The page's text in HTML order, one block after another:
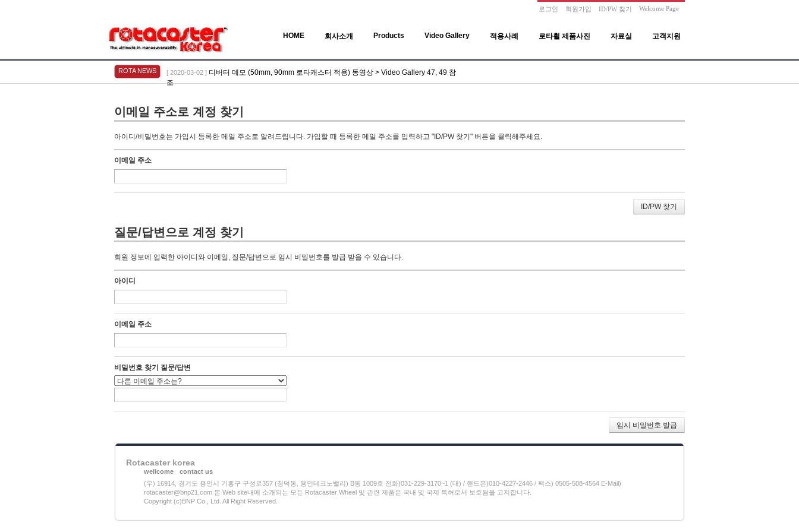
로그인 회원가입 ID/PW 찾기 Welcome Page
HOME 회사소개 Products Video Gallery 적용사례 로타휠 제품사진 자료실 고객지원
ROTA NEWS [ 2020-03-02 ] 디버터 데모 (50mm, 90mm 로타캐스터 적용) 동영상 > Video Gallery 47, 49 참
조
이메일 주소로 계정 찾기
아이디/비밀번호는 가입시 등록한 메일 주소로 알려드립니다. 가입할 때 등록한 메일 주소를 입력하고 "ID/PW 찾기" 버튼을 클릭해주세요.
이메일 주소
질문/답변으로 계정 찾기
회원 정보에 입력한 아이디와 이메일, 질문/답변으로 임시 비밀번호를 발급 받을 수 있습니다.
아이디
이메일 주소
비밀번호 찾기 질문/답변
Rotacaster korea
wellcome
contact us
(우) 16914, 경기도 용인시 기흥구 구성로357 (청덕동, 용인테크노밸리) B동 1009호 전화)031-229-3170~1 (대) / 핸드폰)010-4227-2446 / 팩스) 0505-508-4564 E-Mail)
rotacaster@bnp21.com 본 Web site내에 소개되는 모든 Rotacaster Wheel 및 관련 제품은 국내 및 국제 특허로서 보호됨을 고지합니다.
Copyright (c)BNP Co., Ltd. All Right Reserved.